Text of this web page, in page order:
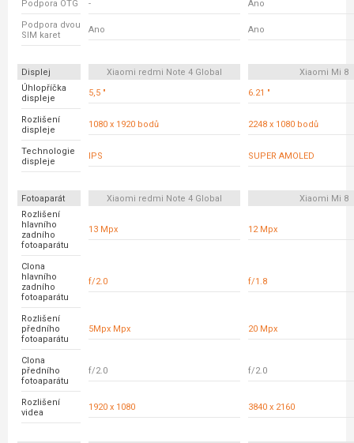
Podpora OTG - Ano
Podpora dvou
SIM karet
Ano Ano
Displej Xiaomi redmi Note 4 Global
Xiaomi Mi 8
Úhlopříčka
displeje
5,5 " 6.21 "
Rozlišení
displeje
1080 x 1920 bodů 2248 x 1080 bodů
Technologie
displeje
IPS SUPER AMOLED
Fotoaparát Xiaomi redmi Note 4 Global
Xiaomi Mi 8
Rozlišení
hlavního
zadního
fotoaparátu
13 Mpx 12 Mpx
Clona
hlavního
zadního
fotoaparátu
f/2.0 f/1.8
Rozlišení
předního
fotoaparátu
5Mpx Mpx 20 Mpx
Clona
předního
fotoaparátu
f/2.0 f/2.0
Rozlišení
videa
1920 x 1080 3840 x 2160